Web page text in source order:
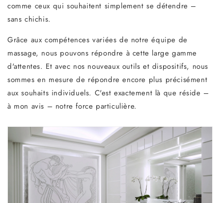
comme ceux qui souhaitent simplement se détendre –
sans chichis.
Grâce aux compétences variées de notre équipe de
massage, nous pouvons répondre à cette large gamme
d'attentes. Et avec nos nouveaux outils et dispositifs, nous
sommes en mesure de répondre encore plus précisément
aux souhaits individuels. C'est exactement là que réside –
à mon avis – notre force particulière.